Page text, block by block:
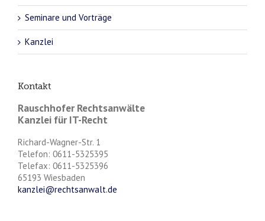
Seminare und Vorträge
Kanzlei
Kontakt
Rauschhofer Rechtsanwälte
Kanzlei für IT-Recht
Richard-Wagner-Str. 1
Telefon: 0611-5325395
Telefax: 0611-5325396
65193 Wiesbaden
kanzlei@rechtsanwalt.de